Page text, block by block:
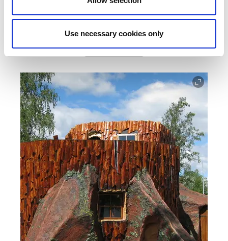
Use necessary cookies only
intill.
Norrqvarn